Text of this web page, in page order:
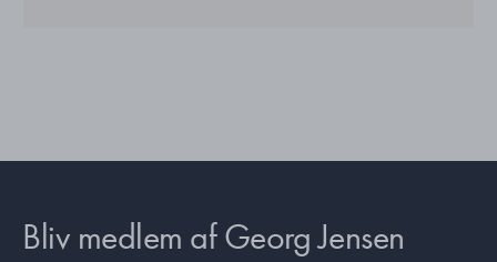
Bliv medlem af Georg Jensen